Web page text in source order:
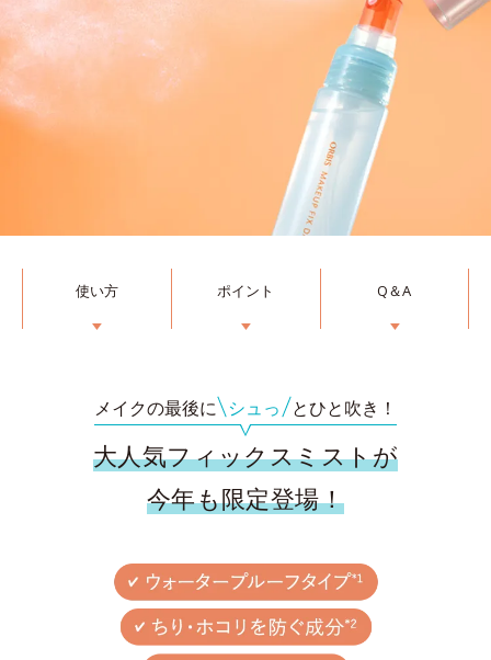
使い方
▼
ポイント
▼
Q＆A
▼
メイクの最後に シュっ とひと吹き！
大人気フィックスミストが
今年も限定登場！